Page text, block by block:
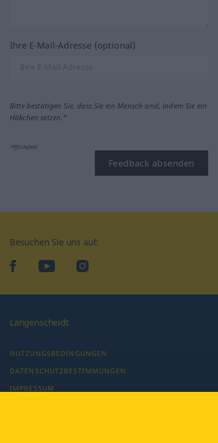
Ihre E-Mail-Adresse (optional)
Bitte bestätigen Sie, dass Sie ein Mensch sind, indem Sie ein
Häkchen setzen.*
*Pflichtfeld
Feedback absenden
Besuchen Sie uns auf:
facebookYouTube Instagram
Langenscheidt
NUTZUNGSBEDINGUNGEN
DATENSCHUTZBESTIMMUNGEN
IMPRESSUM